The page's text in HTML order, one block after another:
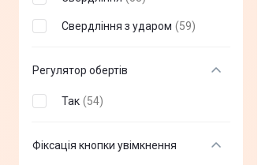
Свердління з ударом (59)
Регулятор обертів
Так (54)
Фіксація кнопки увімкнення